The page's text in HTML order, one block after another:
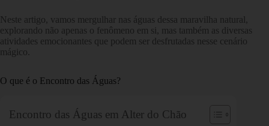
Neste artigo, vamos mergulhar nas águas dessa maravilha natural,
explorando não apenas o fenômeno em si, mas também as diversas
atividades emocionantes que podem ser desfrutadas nesse cenário
mágico.
O que é o Encontro das Águas?
Encontro das Águas em Alter do Chão